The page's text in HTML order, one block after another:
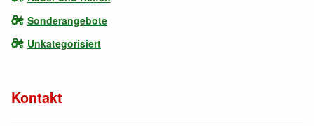
Sonderangebote
Unkategorisiert
Kontakt